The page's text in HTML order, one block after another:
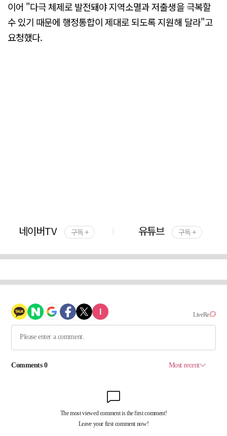
이어 "다극 체제로 발전돼야 지역소멸과 저출생을 극복할
수 있기 때문에 행정통합이 제대로 되도록 지원해 달라"고
요청했다.
네이버TV 구독 + 유튜브 구독 +